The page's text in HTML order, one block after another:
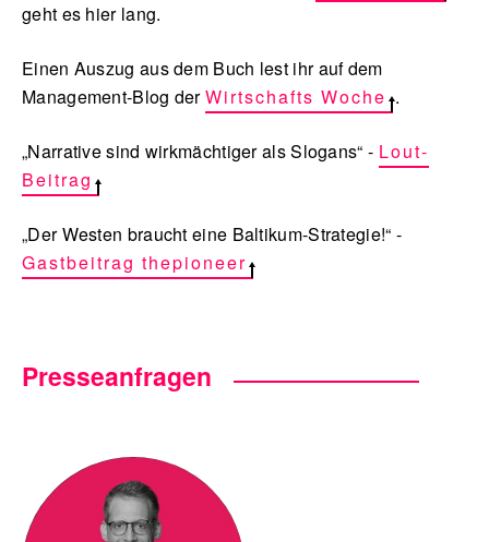
geht es hier lang.
Einen Auszug aus dem Buch lest ihr auf dem
Management-Blog derWirtschafts Woche .
„Narrative sind wirkmächtiger als Slogans“ - Lout-
Beitrag
„Der Westen braucht eine Baltikum-Strategie!“ -
Gastbeitrag thepioneer
Presseanfragen